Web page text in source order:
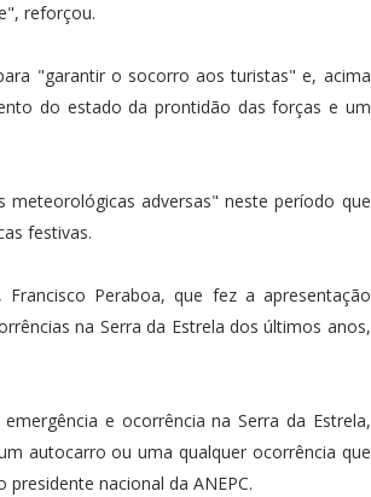
reforçou.
"garantir o socorro aos turistas" e, acima
do estado da prontidão das forças e um
adversas" neste período que
festivas.
Peraboa, que fez a apresentação
na Serra da Estrela dos últimos anos,
e ocorrência na Serra da Estrela,
autocarro ou uma qualquer ocorrência que
nacional da ANEPC.